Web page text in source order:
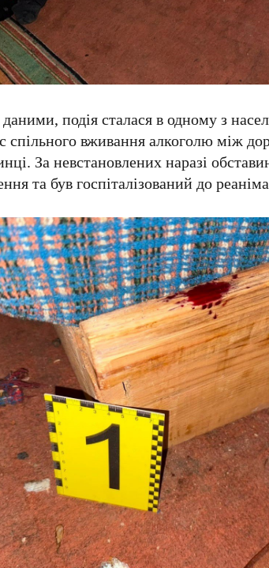
подія сталася в одному з
спільного вживання алкоголю між
За невстановлених наразі
та був госпіталізований до